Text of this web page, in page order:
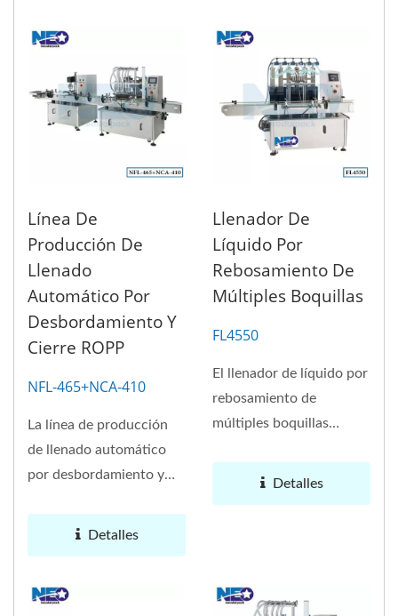
Línea De
Producción De
Llenado
Automático Por
Desbordamiento Y
Cierre ROPP
NFL-465+NCA-410
La línea de producción
de llenado automático
por desbordamiento y
Detalles
Llenador De
Líquido Por
Rebosamiento De
Múltiples Boquillas
FL4550
El llenador de líquido por
rebosamiento de
múltiples boquillas
Detalles